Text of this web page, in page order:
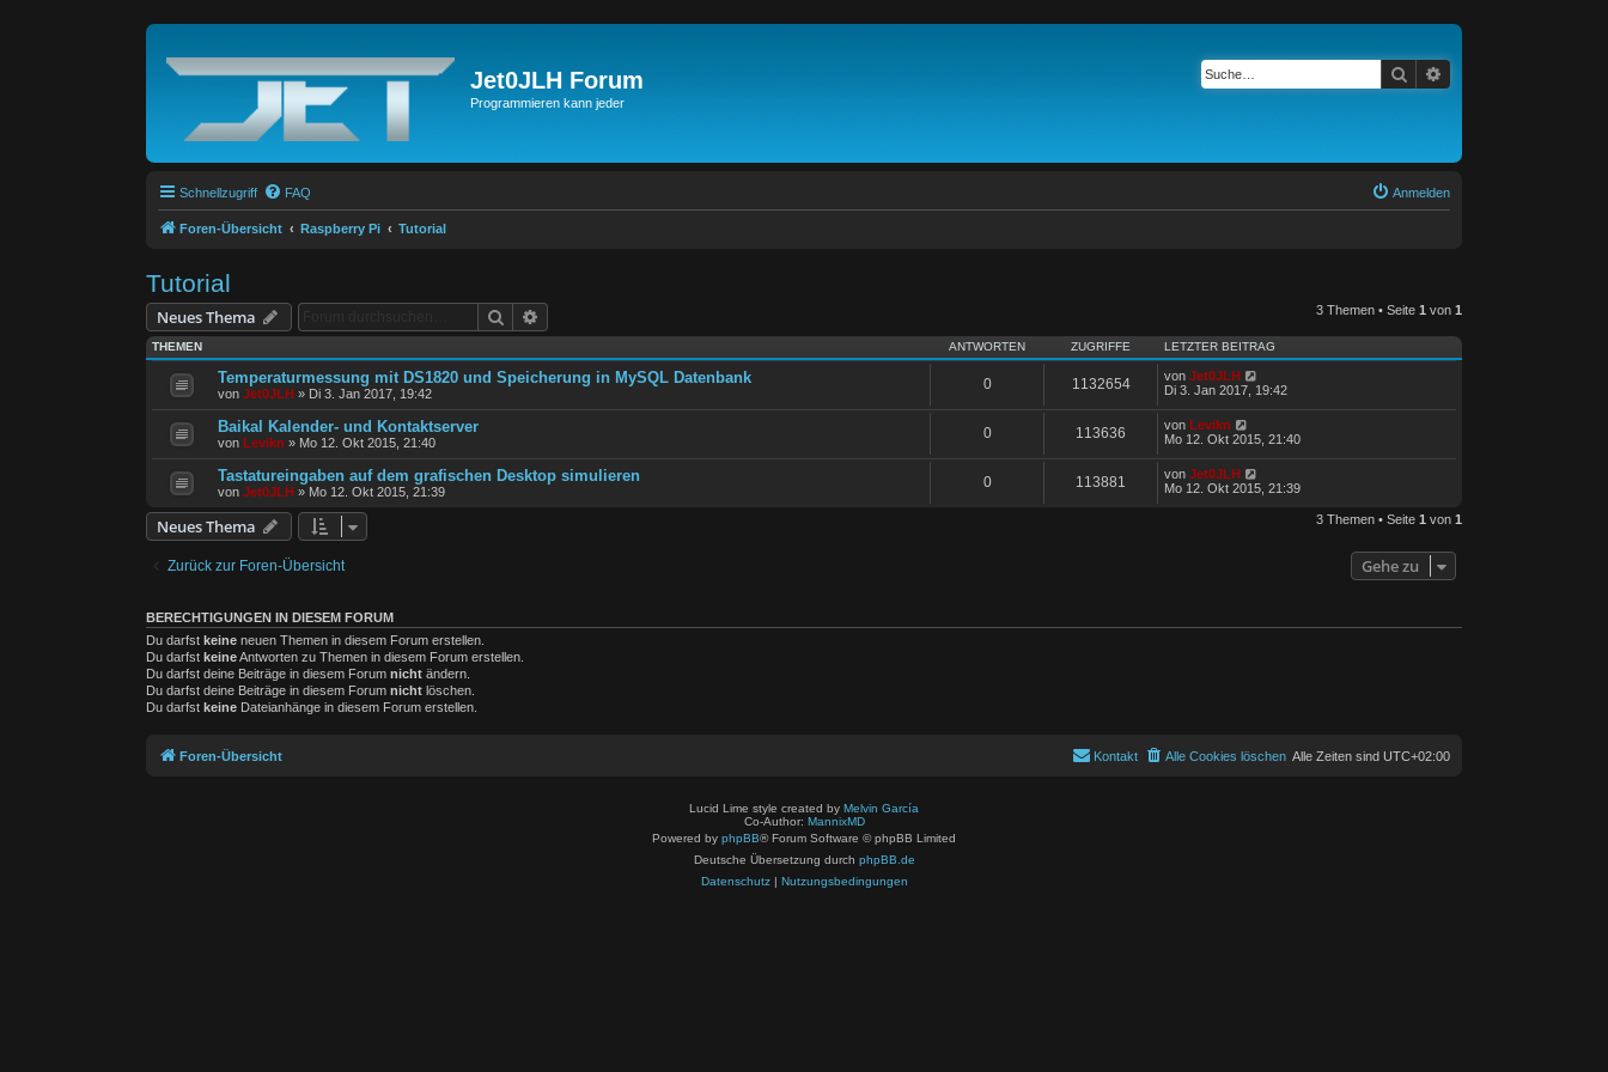
Jet0JLH Forum
Programmieren kann jeder
Suche
Schnellzugriff FAQ Anmelden
Foren-Übersicht Raspberry Pi Tutorial
Tutorial
Neues Thema Suche 3 Themen • Seite 1 von 1
THEMEN ANTWORTEN ZUGRIFFE LETZTER BEITRAG
Temperaturmessung mit DS1820 und Speicherung in MySQL Datenbank
von Jet0JLH » Di 3. Jan 2017, 19:42
0 1132654 von Jet0JLH
Di 3. Jan 2017, 19:42
Baikal Kalender- und Kontaktserver
von Levikn » Mo 12. Okt 2015, 21:40
0 113636 von Levikn
Mo 12. Okt 2015, 21:40
Tastatureingaben auf dem grafischen Desktop simulieren
von Jet0JLH » Mo 12. Okt 2015, 21:39
0 113881 von Jet0JLH
Mo 12. Okt 2015, 21:39
Neues Thema 3 Themen • Seite 1 von 1
Zurück zur Foren-Übersicht Gehe zu
BERECHTIGUNGEN IN DIESEM FORUM
Du darfst keine neuen Themen in diesem Forum erstellen.
Du darfst keineAntworten zu Themen in diesem Forum erstellen.
Du darfst deine Beiträge in diesem Forum nicht ändern.
Du darfst deine Beiträge in diesem Forum nicht löschen.
Du darfst keine Dateianhänge in diesem Forum erstellen.
Foren-Übersicht Alle Zeiten sind UTC+02:00
Alle Cookies löschen
Kontakt
Lucid Lime style created by Melvin García
Co-Author: MannixMD
Powered by phpBB® Forum Software © phpBB Limited
Deutsche Übersetzung durch phpBB.de
Datenschutz| Nutzungsbedingungen